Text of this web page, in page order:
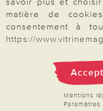
Paiement &
Besoin
matière de
consentement à
https://
Mentions
Paramètres